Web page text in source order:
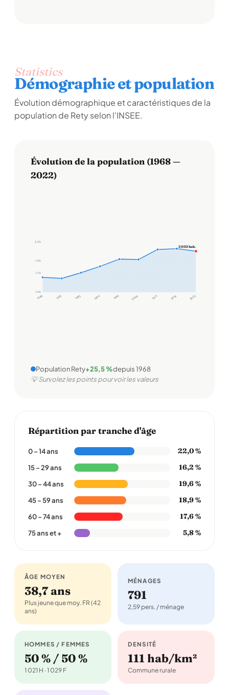
Statistics
Démographie et population
Évolution démographique et caractéristiques de la
population de Rety selon l'INSEE.
Évolution de la population (1968 —
2022)
1,4 k
1,7 k
1,9 k
2,2 k
1968 1975 1982 1990 1999 2006 2011 2016 2022
2 050 hab.
Population Rety+25,5 %depuis 1968
💡 Survolez les points pour voir les valeurs
Répartition par tranche d'âge
0 – 14 ans 22,0 %
15 – 29 ans 16,2 %
30 – 44 ans 19,6 %
45 – 59 ans 18,9 %
60 – 74 ans 17,6 %
75 ans et + 5,8 %
ÂGE MOYEN
38,7 ans
Plus jeune que moy. FR (42
ans)
MÉNAGES
791
2,59 pers. / ménage
HOMMES / FEMMES
50 % / 50 %
1 021 H · 1 029 F
DENSITÉ
111 hab/km²
Commune rurale